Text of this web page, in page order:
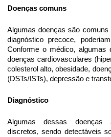
Doenças comuns
Algumas doenças são
diagnóstico precoce,
Conforme o médico, algumas
doenças cardiovasculares
colesterol alto, obesidade,
(DSTs/ISTs), depressão e
Diagnóstico
Algumas dessas doenças
discretos, sendo detectáveis